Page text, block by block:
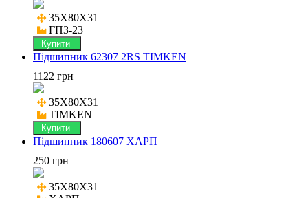
35X80X31
ГПЗ-23
Купити
Підшипник 62307 2RS TIMKEN
1122 грн
35X80X31
TIMKEN
Купити
Підшипник 180607 ХАРП
250 грн
35X80X31